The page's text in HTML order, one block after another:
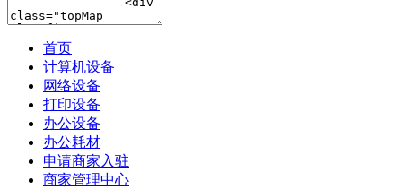
首页
计算机设备
网络设备
打印设备
办公设备
办公耗材
申请商家入驻
商家管理中心